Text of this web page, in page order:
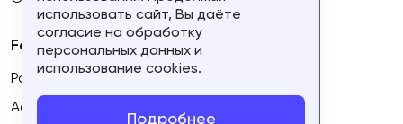
For partners
Partner's personal account
Add course
использовать сайт, Вы даёте
согласие на обработку
персональных данных и
использование cookies.
Подробнее